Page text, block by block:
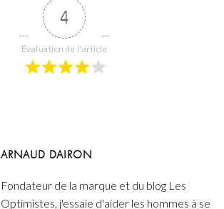
4
Évaluation de l'article
ARNAUD DAIRON
Fondateur de la marque et du blog Les
Optimistes, j'essaie d'aider les hommes à se